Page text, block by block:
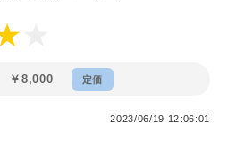
￥8,000 定価
2023/06/19 12:06:01